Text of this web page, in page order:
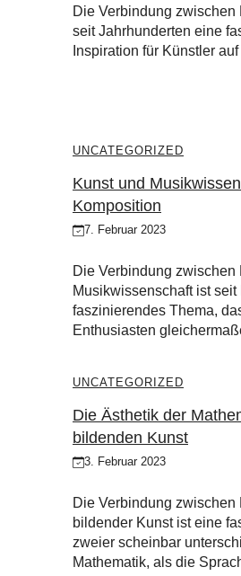
Die Verbindung
seit Jahrhunderten eine
Inspiration für Künstler
UNCATEGORIZED
Kunst und
Komposition
7. Februar 2023
Die Verbindung zwischen
Musikwissenschaft ist seit
faszinierendes Thema,
Enthusiasten
UNCATEGORIZED
Die Ästhetik der
bildenden Kunst
3. Februar 2023
Die Verbindung zwischen
bildender Kunst ist eine
zweier scheinbar
Mathematik, als die